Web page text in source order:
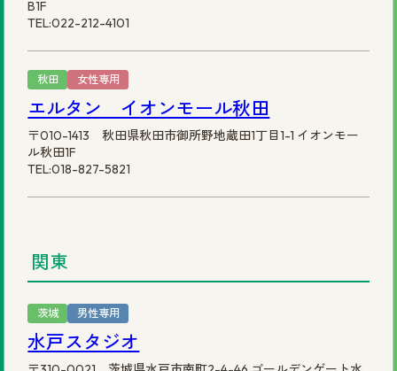
B1F
TEL:022-212-4101
秋田 女性専用
エルタン イオンモール秋田
〒010-1413 秋田県秋田市御所野地蔵田1丁目1-1 イオンモー
ル秋田1F
TEL:018-827-5821
関東
茨城 男性専用
水戸スタジオ